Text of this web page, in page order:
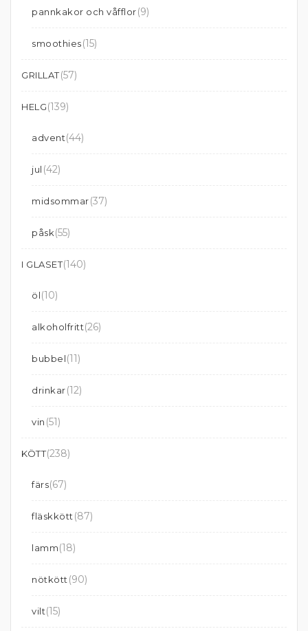
pannkakor och våfflor(9)
smoothies(15)
GRILLAT(57)
HELG(139)
advent(44)
jul (42)
midsommar(37)
påsk(55)
I GLASET(140)
öl(10)
alkoholfritt(26)
bubbel(11)
drinkar(12)
vin (51)
KÖTT(238)
färs(67)
fläskkött (87)
lamm(18)
nötkött (90)
vilt(15)